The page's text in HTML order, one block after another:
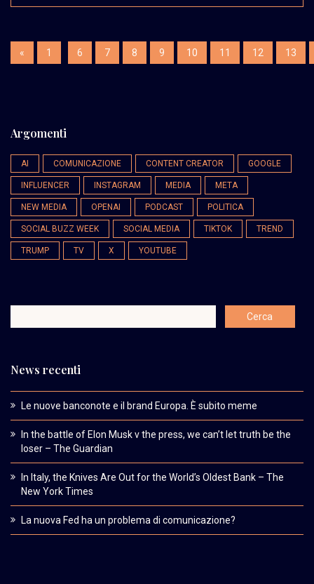
« 1 6 7 8 9 10 11 12 13
Argomenti
AI COMUNICAZIONE CONTENT CREATOR GOOGLE
INFLUENCER INSTAGRAM MEDIA META
NEW MEDIA OPENAI PODCAST POLITICA
SOCIAL BUZZ WEEK SOCIAL MEDIA TIKTOK TREND
TRUMP TV X YOUTUBE
News recenti
Le nuove banconote e il brand Europa. È subito meme
In the battle of Elon Musk v the press, we can’t let truth be the
loser – The Guardian
In Italy, the Knives Are Out for the World’s Oldest Bank – The
New York Times
La nuova Fed ha un problema di comunicazione?